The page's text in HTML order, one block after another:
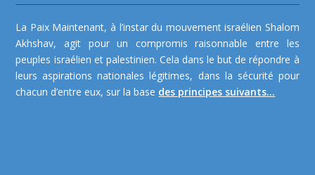
La Paix Maintenant, à l’instar du mouvement israélien Shalom
Akhshav, agit pour un compromis raisonnable entre les
peuples israélien et palestinien. Cela dans le but de répondre à
leurs aspirations nationales légitimes, dans la sécurité pour
chacun d’entre eux, sur la base des principes suivants...